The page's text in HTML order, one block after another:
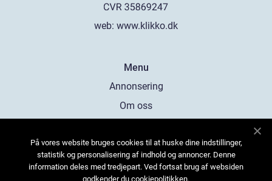
web: www.klikko.dk
Menu
Annonsering
Om oss
Kontakta oss
Sitemap
På vores website bruges cookies til at huske dine indstillinger,
statistik og personalisering af indhold og annoncer. Denne
information deles med tredjepart. Ved fortsat brug af websiden
godkender du cookiepolitikken.